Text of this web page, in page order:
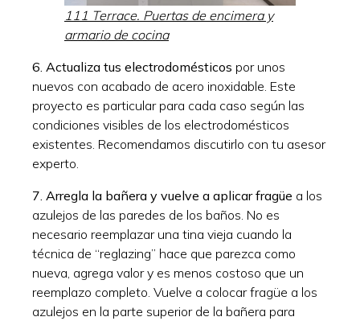
111 Terrace. Puertas de encimera y
armario de cocina
6. Actualiza tus electrodomésticos por unos
nuevos con acabado de acero inoxidable. Este
proyecto es particular para cada caso según las
condiciones visibles de los electrodomésticos
existentes. Recomendamos discutirlo con tu asesor
experto.
7. Arregla la bañera y vuelve a aplicar fragüe a los
azulejos de las paredes de los baños. No es
necesario reemplazar una tina vieja cuando la
técnica de “reglazing” hace que parezca como
nueva, agrega valor y es menos costoso que un
reemplazo completo. Vuelve a colocar fragüe a los
azulejos en la parte superior de la bañera para